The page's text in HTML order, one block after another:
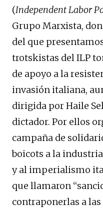
(Independent Labor
Grupo Marxista,
del que
trotskistas del ILP
de apoyo a la
invasión italiana,
dirigida por Haile
dictador. Por ellos
campaña de
boicots a la
y al imperialismo
que llamaron
contraponerlas a